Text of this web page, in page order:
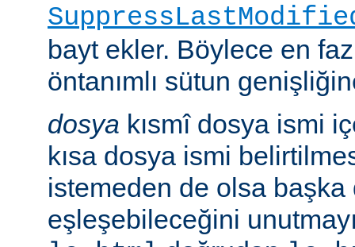
bayt ekler. Böylece en
öntanımlı sütun
dosya kısmî dosya ismi
kısa dosya ismi
istemeden de olsa başka
eşleşebileceğini